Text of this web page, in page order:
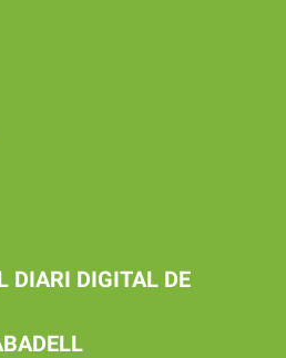
DIARI DIGITAL DE